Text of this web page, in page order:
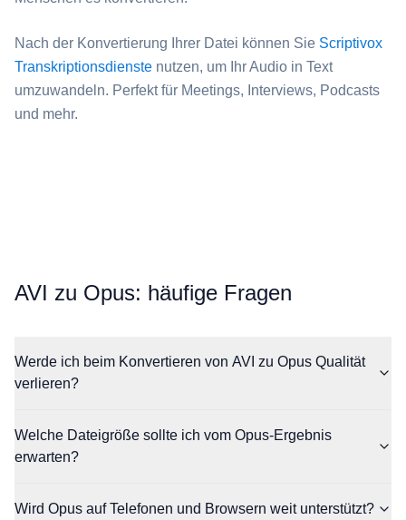
Nach der Konvertierung Ihrer Datei können Sie Scriptivox
Transkriptionsdienste nutzen, um Ihr Audio in Text
umzuwandeln. Perfekt für Meetings, Interviews, Podcasts
und mehr.
⁦AVI⁩ zu ⁦Opus⁩: häufige Fragen
Werde ich beim Konvertieren von AVI zu Opus Qualität
verlieren?
Welche Dateigröße sollte ich vom Opus-Ergebnis
erwarten?
Wird Opus auf Telefonen und Browsern weit unterstützt?